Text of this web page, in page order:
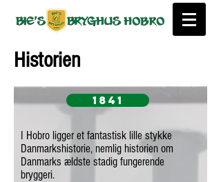
Historien
1841
I Hobro ligger et fantastisk lille stykke
Danmarkshistorie, nemlig historien om
Danmarks ældste stadig fungerende
bryggeri.